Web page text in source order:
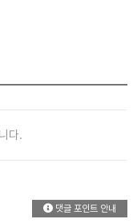
다.
댓글 포인트 안내